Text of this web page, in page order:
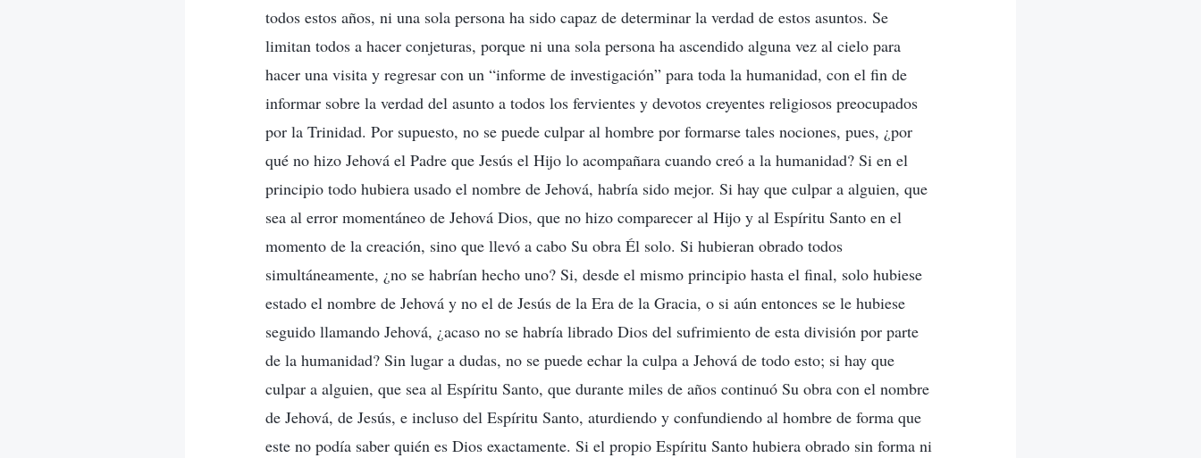
todos estos años, ni una sola persona ha sido capaz de determinar la verdad de estos asuntos. Se
limitan todos a hacer conjeturas, porque ni una sola persona ha ascendido alguna vez al cielo para
hacer una visita y regresar con un “informe de investigación” para toda la humanidad, con el fin de
informar sobre la verdad del asunto a todos los fervientes y devotos creyentes religiosos preocupados
por la Trinidad. Por supuesto, no se puede culpar al hombre por formarse tales nociones, pues, ¿por
qué no hizo Jehová el Padre que Jesús el Hijo lo acompañara cuando creó a la humanidad? Si en el
principio todo hubiera usado el nombre de Jehová, habría sido mejor. Si hay que culpar a alguien, que
sea al error momentáneo de Jehová Dios, que no hizo comparecer al Hijo y al Espíritu Santo en el
momento de la creación, sino que llevó a cabo Su obra Él solo. Si hubieran obrado todos
simultáneamente, ¿no se habrían hecho uno? Si, desde el mismo principio hasta el final, solo hubiese
estado el nombre de Jehová y no el de Jesús de la Era de la Gracia, o si aún entonces se le hubiese
seguido llamando Jehová, ¿acaso no se habría librado Dios del sufrimiento de esta división por parte
de la humanidad? Sin lugar a dudas, no se puede echar la culpa a Jehová de todo esto; si hay que
culpar a alguien, que sea al Espíritu Santo, que durante miles de años continuó Su obra con el nombre
de Jehová, de Jesús, e incluso del Espíritu Santo, aturdiendo y confundiendo al hombre de forma que
este no podía saber quién es Dios exactamente. Si el propio Espíritu Santo hubiera obrado sin forma ni